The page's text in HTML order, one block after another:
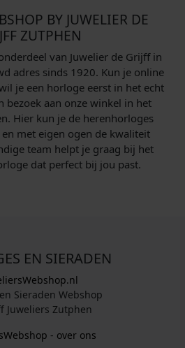
BY JUWELIER DE
ZUTPHEN
van Juwelier de Grijff in
adres sinds 1920. Kun je online
je een horloge eerst in het echt
bezoek aan onze winkel in het
Hier kun je de herenhorloges
met eigen ogen de kwaliteit
team helpt je graag bij het
dat perfect bij jou past.
EN SIERADEN
Sieraden Webshop
Juweliers Zutphen
- over ons